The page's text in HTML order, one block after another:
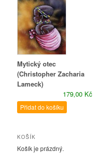
Mytický otec
(Christopher Zacharia
Lameck)
179,00 Kč
Přidat do košíku
KOŠÍK
Košík je prázdný.